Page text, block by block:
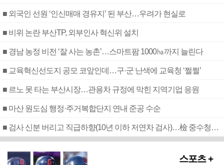
■ 외국인 선원 ‘인신매매 경유지’ 된 부산…우려가 현실로
■ 비위 논란 부산TP, 외부인사 혁신위 설치
■ 경남 농정 비전 ‘잘 사는 농촌’…스마트팜 1000㏊까지 늘린다
■ 교육혁신선도지 공모 코앞인데…구·군 난색에 교육청 ‘쩔쩔’
■ 르노 못 타는 부산시장…관용차 규정에 막힌 지역기업 응원
■ 마산 원도심 행정·주거복합단지 연내 준공 수순
■ 검사 신분 버리고 직급하향(10년 이하 저연차 검사)…檢 중수청행 기피
스포츠 +